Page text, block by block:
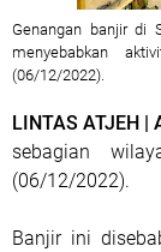
Genangan banjir di
menyebabkan
(06/12/2022).
LINTAS ATJEH |
sebagian
(06/12/2022).
Banjir ini